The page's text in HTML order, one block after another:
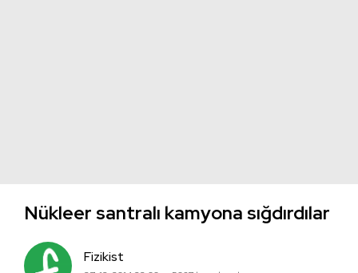
Nükleer santralı kamyona sığdırdılar
Fizikist